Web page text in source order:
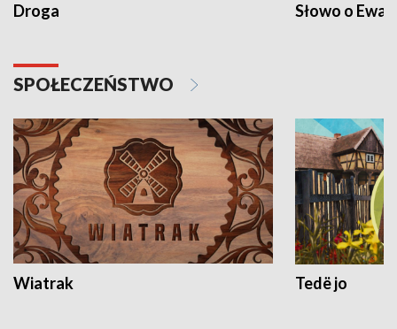
Droga Słowo o
SPOŁECZEŃSTWO
Wiatrak Tedë jo